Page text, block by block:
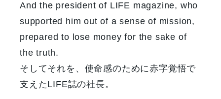
And the president of LIFE magazine, who
supported him out of a sense of mission,
prepared to lose money for the sake of
the truth.
そしてそれを、使命感のために赤字覚悟で
支えたLIFE誌の社長。